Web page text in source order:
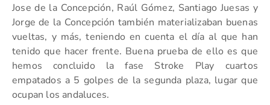
Jose de la Concepción, Raúl Gómez, Santiago Juesas y
Jorge de la Concepción también materializaban buenas
vueltas, y más, teniendo en cuenta el día al que han
tenido que hacer frente. Buena prueba de ello es que
hemos concluido la fase Stroke Play cuartos
empatados a 5 golpes de la segunda plaza, lugar que
ocupan los andaluces.